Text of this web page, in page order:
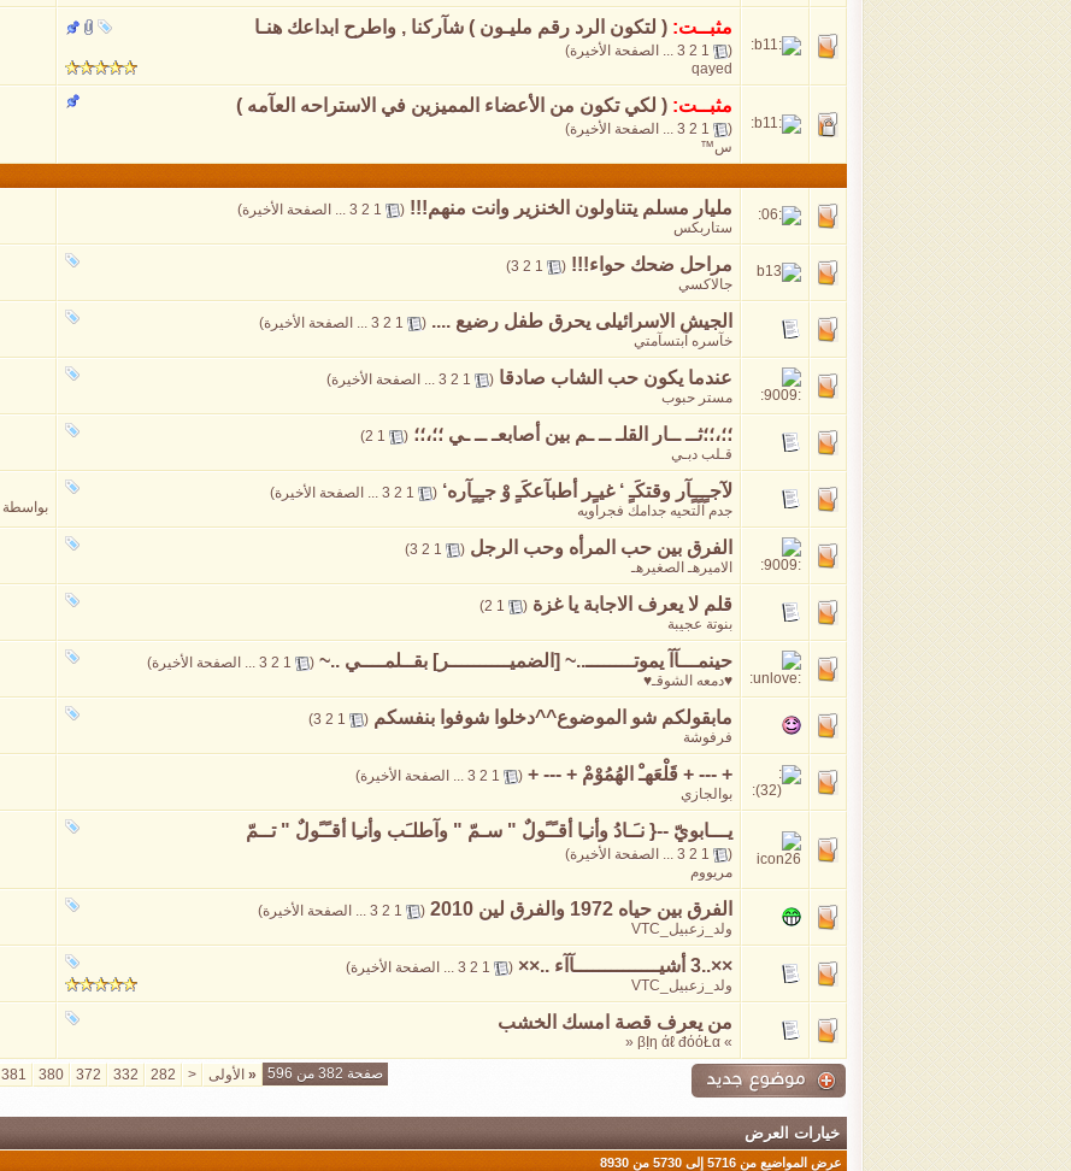
مثبــت: ( لتكون الرد رقم مليـون ) شآركنا , واطرح ابداعك هنـا
(
1
2
3
... الصفحة الأخيرة)
qayed
مثبــت: ( لكي تكون من الأعضاء المميزين في الاستراحه العآمه )
(
1
2
3
... الصفحة الأخيرة)
س™
مليار مسلم يتناولون الخنزير وانت منهم!!! (
1
2
3
... الصفحة الأخيرة)
ستاربكس
مراحل ضحك حواء!!! (
1
2
3
)
جالاكسي
الجيش الاسرائيلى يحرق طفل رضيع .... (
1
2
3
... الصفحة الأخيرة)
خآسره آبتسآمتي
عندما يكون حب الشاب صادقا (
1
2
3
... الصفحة الأخيرة)
مستر حبوب
؛؛،؛؛ثــ ــار القلـ ــ ـم بين أصابعـ ــ ـي ؛؛،؛؛ (
1
2
)
قـلب دبـي
لآجـٍـٍـٍآر وقتكَـٍ ‘ غيـٍر أطبآعكَـٍ وْ جـٍـٍآره‘ (
1
2
3
... الصفحة الأخيرة)
جدم التحيه جدامك فجراويه
بواسطة
الفرق بين حب المرأه وحب الرجل (
1
2
3
)
الاميرهـ الصغيرهـ
قلم لا يعرف الاجابة يا غزة (
1
2
)
بنوتة عجيبة
حينمـــآآ يموتــــــــ..~ [الضميــــــــــر] بقــلمــــي ..~ (
1
2
3
... الصفحة الأخيرة)
♥دمعه الشوقـ♥
مابقولكم شو الموضوع^^دخلوا شوفوا بنفسكم (
1
2
3
)
فرفوشة
+ --- + قَلْعَهـْ الهُمُوْمْ + --- + (
1
2
3
... الصفحة الأخيرة)
بوالجازي
يـــابويّ --{ نـَـادُ وأنـِا أقـًـًولٌ " سـمّ " وآطلـَب وأنـِا أقـًـًولٌ " تــمّ
(
1
2
3
... الصفحة الأخيرة)
مريووم
الفرق بين حياه 1972 والفرق لين 2010 (
1
2
3
... الصفحة الأخيرة)
ولد_زعبيل_VTC
××..3 أشيــــــــــــــآآء ..×× (
1
2
3
... الصفحة الأخيرة)
ولد_زعبيل_VTC
من يعرف قصة امسك الخشب
» βỊη άℓ đόόŁα «
صفحة 382 من 596 « الأولى <
282
332
372
380
381
خيارات العرض
عرض المواضيع من 5716 إلى 5730 من 8930